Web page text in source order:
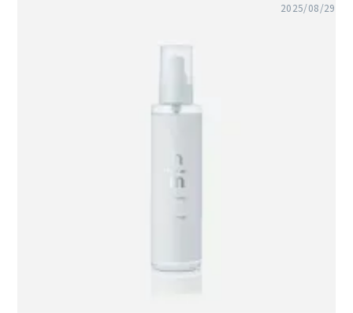
2025/08/29